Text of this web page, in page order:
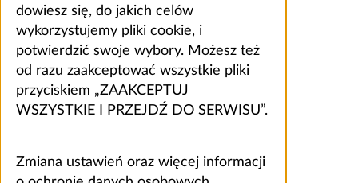
dowiesz się, do jakich celów
wykorzystujemy pliki cookie, i
potwierdzić swoje wybory. Możesz też
od razu zaakceptować wszystkie pliki
przyciskiem „ZAAKCEPTUJ
WSZYSTKIE I PRZEJDŹ DO SERWISU”.
Zmiana ustawień oraz więcej informacji